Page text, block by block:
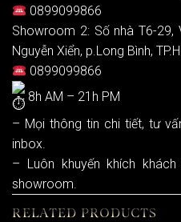
0899099866
Showroom 2: Số nhà T6-29,
Nguyễn Xiển, p.Long Bình,
0899099866
8h AM – 21h PM
– Mọi thông tin chi tiết, tư
inbox.
– Luôn khuyến khích
showroom.
RELATED PRODUCTS